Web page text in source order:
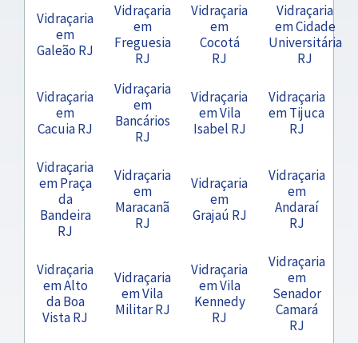
Vidraçaria
em
Galeão RJ
Vidraçaria
em
Freguesia
RJ
Vidraçaria
em
Cocotá
RJ
Vidraçaria
em Cidade
Universitária
RJ
Vidraçaria
em
Cacuia RJ
Vidraçaria
em
Bancários
RJ
Vidraçaria
em Vila
Isabel RJ
Vidraçaria
em Tijuca
RJ
Vidraçaria
em Praça
da
Bandeira
RJ
Vidraçaria
em
Maracanã
RJ
Vidraçaria
em
Grajaú RJ
Vidraçaria
em
Andaraí
RJ
Vidraçaria
em Alto
da Boa
Vista RJ
Vidraçaria
em Vila
Militar RJ
Vidraçaria
em Vila
Kennedy
RJ
Vidraçaria
em
Senador
Camará
RJ